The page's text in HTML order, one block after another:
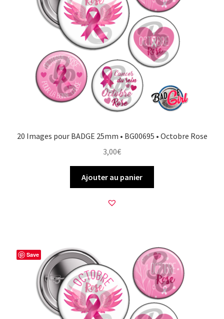
20 Images pour BADGE 25mm • BG00695 • Octobre Rose
3,00€
Ajouter au panier
Save